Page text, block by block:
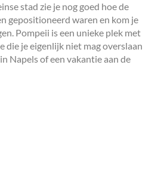
stad zie je nog goed hoe de
gepositioneerd waren en kom je
Pompeii is een unieke plek met
die je eigenlijk niet mag overslaan
Napels of een vakantie aan de